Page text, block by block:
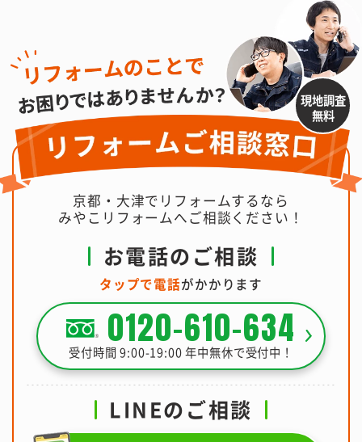
現地調査
無料
京都・大津でリフォームするなら
みやこリフォームへご相談ください！
お電話のご相談
タップで電話がかかります
0120-610-634
受付時間 9:00-19:00 年中無休で受付中！
LINEのご相談